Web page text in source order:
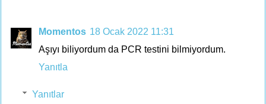
Momentos 18 Ocak 2022 11:31
Aşıyı biliyordum da PCR testini bilmiyordum.
Yanıtla
Yanıtlar